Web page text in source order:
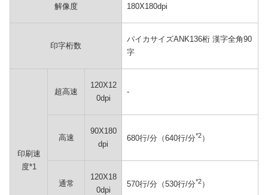
解像度 180X180dpi
印字桁数
パイカサイズANK136桁 漢字全角90
字
印刷速
度*1
超高速
120X12
0dpi
-
高速
90X180
dpi
680行/分（640行/分*2）
通常
120X18
0dpi
570行/分（530行/分*2）